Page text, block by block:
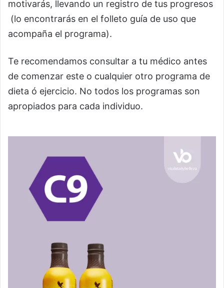
motivarás, llevando un registro de tus progresos
(lo encontrarás en el folleto guía de uso que
acompaña el programa).
Te recomendamos consultar a tu médico antes
de comenzar este o cualquier otro programa de
dieta ó ejercicio. No todos los programas son
apropiados para cada individuo.